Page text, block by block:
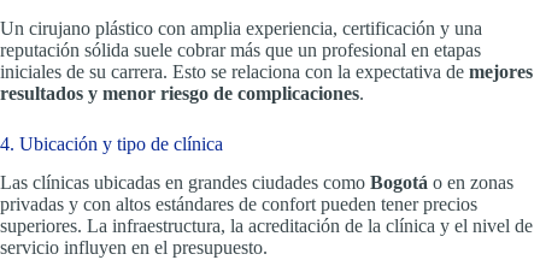
Un cirujano plástico con amplia experiencia, certificación y una
reputación sólida suele cobrar más que un profesional en etapas
iniciales de su carrera. Esto se relaciona con la expectativa de mejores
resultados y menor riesgo de complicaciones.
4. Ubicación y tipo de clínica
Las clínicas ubicadas en grandes ciudades como Bogotá o en zonas
privadas y con altos estándares de confort pueden tener precios
superiores. La infraestructura, la acreditación de la clínica y el nivel de
servicio influyen en el presupuesto.